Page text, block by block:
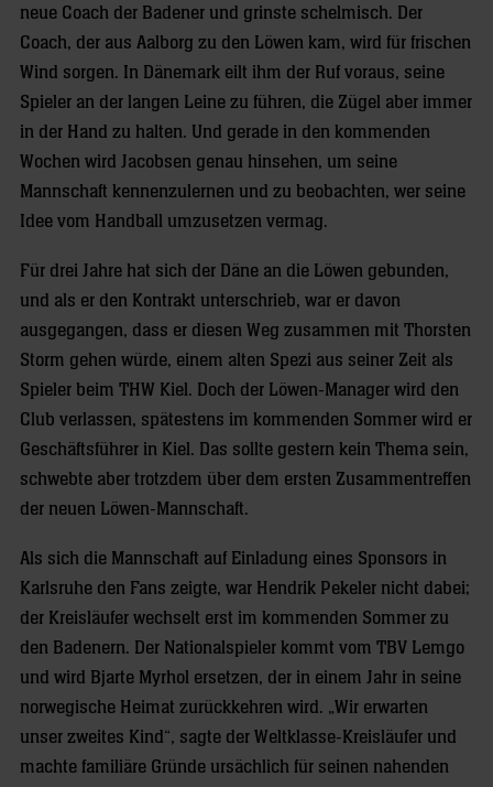
neue Coach der Badener und grinste schelmisch. Der
Coach, der aus Aalborg zu den Löwen kam, wird für frischen
Wind sorgen. In Dänemark eilt ihm der Ruf voraus, seine
Spieler an der langen Leine zu führen, die Zügel aber immer
in der Hand zu halten. Und gerade in den kommenden
Wochen wird Jacobsen genau hinsehen, um seine
Mannschaft kennenzulernen und zu beobachten, wer seine
Idee vom Handball umzusetzen vermag.
Für drei Jahre hat sich der Däne an die Löwen gebunden,
und als er den Kontrakt unterschrieb, war er davon
ausgegangen, dass er diesen Weg zusammen mit Thorsten
Storm gehen würde, einem alten Spezi aus seiner Zeit als
Spieler beim THW Kiel. Doch der Löwen-Manager wird den
Club verlassen, spätestens im kommenden Sommer wird er
Geschäftsführer in Kiel. Das sollte gestern kein Thema sein,
schwebte aber trotzdem über dem ersten Zusammentreffen
der neuen Löwen-Mannschaft.
Als sich die Mannschaft auf Einladung eines Sponsors in
Karlsruhe den Fans zeigte, war Hendrik Pekeler nicht dabei;
der Kreisläufer wechselt erst im kommenden Sommer zu
den Badenern. Der Nationalspieler kommt vom TBV Lemgo
und wird Bjarte Myrhol ersetzen, der in einem Jahr in seine
norwegische Heimat zurückkehren wird. „Wir erwarten
unser zweites Kind“, sagte der Weltklasse-Kreisläufer und
machte familiäre Gründe ursächlich für seinen nahenden